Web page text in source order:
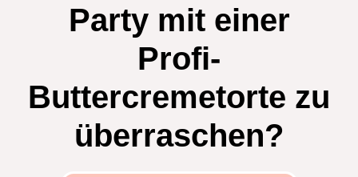
Party mit einer
Profi-
Buttercremetorte zu
überraschen?